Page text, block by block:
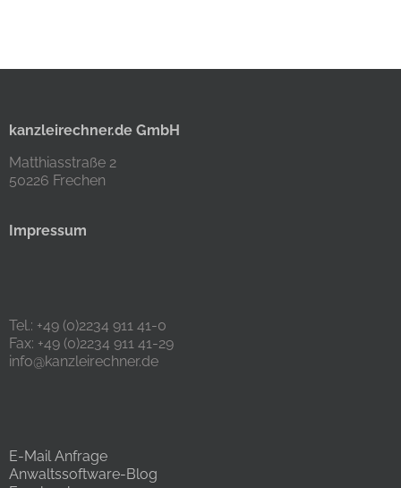
kanzleirechner.de GmbH
Matthiasstraße 2
50226 Frechen
Impressum
Tel.: +49 (0)2234 911 41-0
Fax: +49 (0)2234 911 41-29
info@kanzleirechner.de
E-Mail Anfrage
Anwaltssoftware-Blog